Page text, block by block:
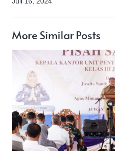
More Similar Posts